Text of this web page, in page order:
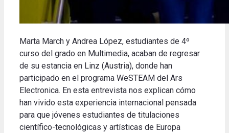
Marta March y Andrea López, estudiantes de 4º
curso del grado en Multimedia, acaban de regresar
de su estancia en Linz (Austria), donde han
participado en el programa WeSTEAM del Ars
Electronica. En esta entrevista nos explican cómo
han vivido esta experiencia internacional pensada
para que jóvenes estudiantes de titulaciones
científico-tecnológicas y artísticas de Europa